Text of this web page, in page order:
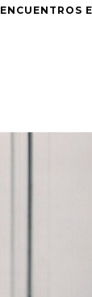
ENCUENTROS